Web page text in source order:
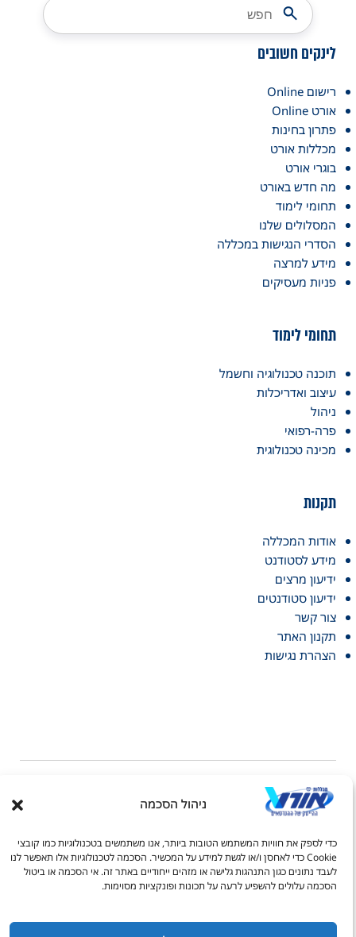
ניהול הסכמה
כדי לספק את חוויות המשתמש הטובות ביותר, אנו משתמשים בטכנולוגיות כמו קובצי
Cookie כדי לאחסן ו/או לגשת למידע על המכשיר. הסכמה לטכנולוגיות אלו תאפשר לנו
לעבד נתונים כגון התנהגות גלישה או מזהים ייחודיים באתר זה. אי הסכמה או ביטול
הסכמה עלולים להשפיע לרעה על תכונות ופונקציות מסוימות.
לינקים חשובים
רישום Online
אורט Online
פתרון בחינות
מכללות אורט
בוגרי אורט
מה חדש באורט
תחומי לימוד
המסלולים שלנו
הסדרי הנגישות במכללה
מידע למרצה
פניות מעסיקים
תחומי לימוד
תוכנה טכנולוגיה וחשמל
עיצוב ואדריכלות
ניהול
פרה-רפואי
מכינה טכנולוגית
תקנות
אודות המכללה
מידע לסטודנט
ידיעון מרצים
ידיעון סטודנטים
צור קשר
תקנון האתר
הצהרת נגישות
© כל הזכויות שמורות למכללות אורט 2026
טקסט
טקסט